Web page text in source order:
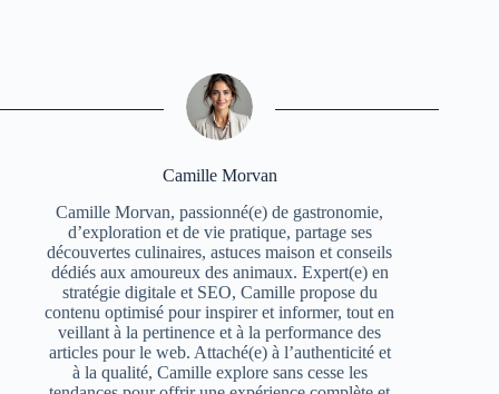
Camille Morvan
Camille Morvan, passionné(e) de gastronomie,
d’exploration et de vie pratique, partage ses
découvertes culinaires, astuces maison et conseils
dédiés aux amoureux des animaux. Expert(e) en
stratégie digitale et SEO, Camille propose du
contenu optimisé pour inspirer et informer, tout en
veillant à la pertinence et à la performance des
articles pour le web. Attaché(e) à l’authenticité et
à la qualité, Camille explore sans cesse les